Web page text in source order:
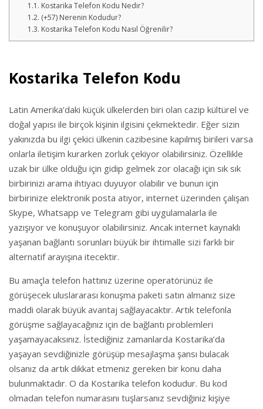
Kostarika Telefon Kodu Nedir?
(+57) Nerenin Kodudur?
Kostarika Telefon Kodu Nasıl Öğrenilir?
Kostarika Telefon Kodu
Latin Amerika’daki küçük ülkelerden biri olan cazip kültürel ve
doğal yapısı ile birçok kişinin ilgisini çekmektedir. Eğer sizin
yakınızda bu ilgi çekici ülkenin cazibesine kapılmış birileri varsa
onlarla iletişim kurarken zorluk çekiyor olabilirsiniz. Özellikle
uzak bir ülke olduğu için gidip gelmek zor olacağı için sık sık
birbirinizi arama ihtiyacı duyuyor olabilir ve bunun için
birbirinize elektronik posta atıyor, internet üzerinden çalışan
Skype, Whatsapp ve Telegram gibi uygulamalarla ile
yazışıyor ve konuşuyor olabilirsiniz. Ancak internet kaynaklı
yaşanan bağlantı sorunları büyük bir ihtimalle sizi farklı bir
alternatif arayışına itecektir.
Bu amaçla telefon hattınız üzerine operatörünüz ile
görüşecek uluslararası konuşma paketi satın almanız size
maddi olarak büyük avantaj sağlayacaktır. Artık telefonla
görüşme sağlayacağınız için de bağlantı problemleri
yaşamayacaksınız. İstediğiniz zamanlarda Kostarika’da
yaşayan sevdiğinizle görüşüp mesajlaşma şansı bulacak
olsanız da artık dikkat etmeniz gereken bir konu daha
bulunmaktadır. O da Kostarika telefon kodudur. Bu kod
olmadan telefon numarasını tuşlarsanız sevdiğiniz kişiye